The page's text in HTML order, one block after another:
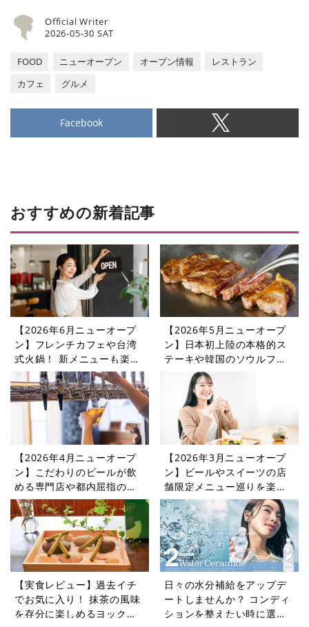
2026-05-30 SAT
Official Writer
FOOD ニューオープン オープン情報
レストラン
カフェ
グルメ
Facebook
おすすめの新着記事
【2026年6月ニューオープ
ン】フレンチカフェや台湾
式火鍋！ 新メニューも楽し
めるレストランやカフェを
紹介
【2026年5月ニューオープ
ン】日本初上陸の本格的ス
テーキや韓国のソウルフー
ドを楽しめるレストランや
カフェをご紹介
【2026年4月ニューオープ
ン】こだわりのビールが飲
める専門店や都内屈指の憩
いの場に登場するカフェ・
レストラン5選
【2026年3月ニューオープ
ン】ビールやスイーツの店
舗限定メニュー巡りを楽し
めるレストランやカフェを
紹介
【実食レビュー】過去イチ
でお気に入り！ 抹茶の風味
を存分に楽しめるヨックモ
日々の水分補給をアップデ
ートしませんか？ コンディ
ションを整えたい時に選び